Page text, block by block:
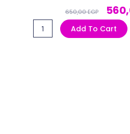
650,00EGP
Price
Was:
ومنظم
Add To Cart